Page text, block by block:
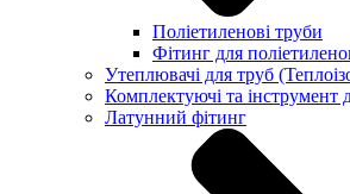
Поліетиленові труби
Фітинг для
Утеплювачі для труб
Комплектуючі та інструмент
Латунний фітинг